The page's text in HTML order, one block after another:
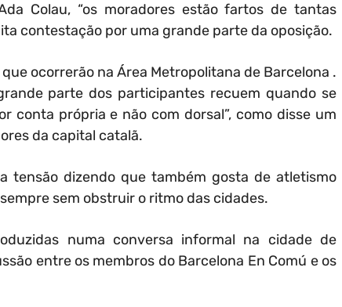
Colau, “os moradores estão fartos de tantas
contestação por uma grande parte da oposição.
ocorrerão na Área Metropolitana de Barcelona .
parte dos participantes recuem quando se
conta própria e não com dorsal”, como disse um
da capital catalã.
tensão dizendo que também gosta de atletismo
sem obstruir o ritmo das cidades.
numa conversa informal na cidade de
entre os membros do Barcelona En Comú e os